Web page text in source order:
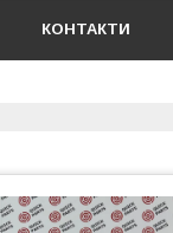
КОНТАКТИ